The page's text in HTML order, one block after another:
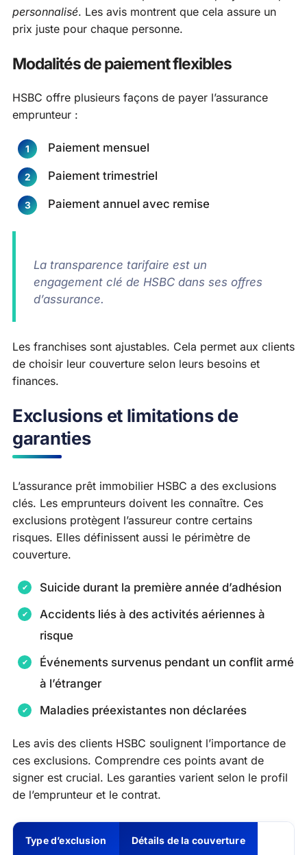
personnalisé. Les avis montrent que cela assure un
prix juste pour chaque personne.
Modalités de paiement flexibles
HSBC offre plusieurs façons de payer l’assurance
emprunteur :
Paiement mensuel
Paiement trimestriel
Paiement annuel avec remise
La transparence tarifaire est un
engagement clé de HSBC dans ses offres
d’assurance.
Les franchises sont ajustables. Cela permet aux clients
de choisir leur couverture selon leurs besoins et
finances.
Exclusions et limitations de
garanties
L’assurance prêt immobilier HSBC a des exclusions
clés. Les emprunteurs doivent les connaître. Ces
exclusions protègent l’assureur contre certains
risques. Elles définissent aussi le périmètre de
couverture.
Suicide durant la première année d’adhésion
Accidents liés à des activités aériennes à
risque
Événements survenus pendant un conflit armé
à l’étranger
Maladies préexistantes non déclarées
Les avis des clients HSBC soulignent l’importance de
ces exclusions. Comprendre ces points avant de
signer est crucial. Les garanties varient selon le profil
de l’emprunteur et le contrat.
Type d’exclusion Détails de la couverture